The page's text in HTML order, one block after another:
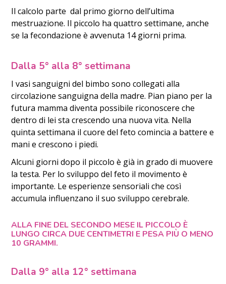
Il calcolo parte dal primo giorno dell’ultima
mestruazione. Il piccolo ha quattro settimane, anche
se la fecondazione è avvenuta 14 giorni prima.
Dalla 5° alla 8° settimana
I vasi sanguigni del bimbo sono collegati alla
circolazione sanguigna della madre. Pian piano per la
futura mamma diventa possibile riconoscere che
dentro di lei sta crescendo una nuova vita. Nella
quinta settimana il cuore del feto comincia a battere e
mani e crescono i piedi.
Alcuni giorni dopo il piccolo è già in grado di muovere
la testa. Per lo sviluppo del feto il movimento è
importante. Le esperienze sensoriali che così
accumula influenzano il suo sviluppo cerebrale.
ALLA FINE DEL SECONDO MESE IL PICCOLO È
LUNGO CIRCA DUE CENTIMETRI E PESA PIÙ O MENO
10 GRAMMI.
Dalla 9° alla 12° settimana